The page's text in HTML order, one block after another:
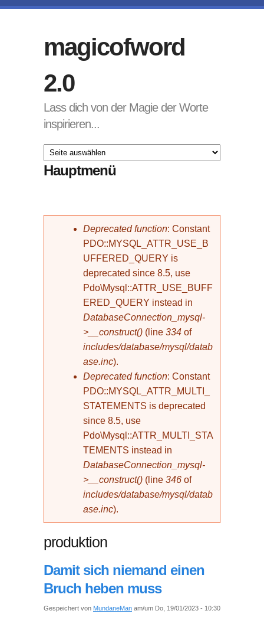
magicofword
2.0
Lass dich von der Magie der Worte
inspirieren...
Hauptmenü
Fehlermeldung
Deprecated function: Constant
PDO::MYSQL_ATTR_USE_B
UFFERED_QUERY is
deprecated since 8.5, use
Pdo\Mysql::ATTR_USE_BUFF
ERED_QUERY instead in
DatabaseConnection_mysql-
>__construct() (line 334 of
includes/database/mysql/datab
ase.inc).
Deprecated function: Constant
PDO::MYSQL_ATTR_MULTI_
STATEMENTS is deprecated
since 8.5, use
Pdo\Mysql::ATTR_MULTI_STA
TEMENTS instead in
DatabaseConnection_mysql-
>__construct() (line 346 of
includes/database/mysql/datab
ase.inc).
produktion
Damit sich niemand einen
Bruch heben muss
Gespeichert von MundaneMan am/um Do, 19/01/2023 - 10:30